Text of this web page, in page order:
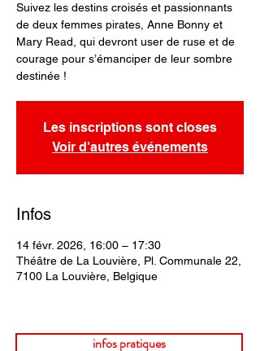
Suivez les destins croisés et passionnants
de deux femmes pirates, Anne Bonny et
Mary Read, qui devront user de ruse et de
courage pour s’émanciper de leur sombre
destinée !
Les inscriptions sont closes
Voir d'autres événements
Infos
14 févr. 2026, 16:00 – 17:30
Théâtre de La Louvière, Pl. Communale 22,
7100 La Louvière, Belgique
infos pratiques